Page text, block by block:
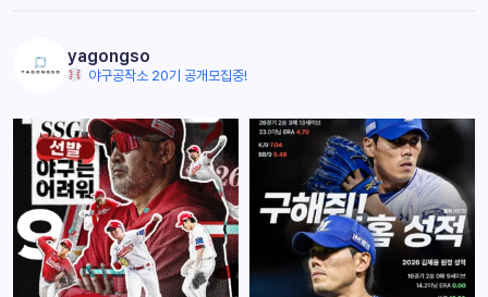
yagongso
야구공작소 20기 공개모집중!